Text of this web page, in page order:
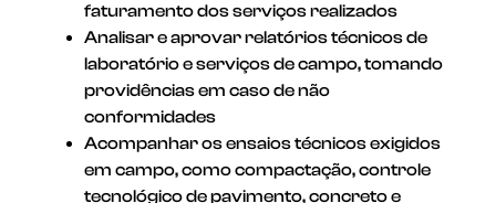
faturamento dos serviços realizados
Analisar e aprovar relatórios técnicos de
laboratório e serviços de campo, tomando
providências em caso de não
conformidades
Acompanhar os ensaios técnicos exigidos
em campo, como compactação, controle
tecnológico de pavimento, concreto e